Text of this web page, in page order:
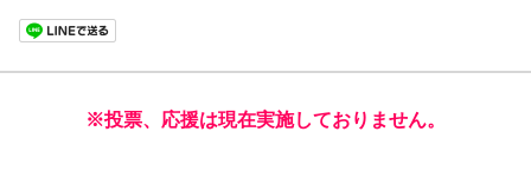
※投票、応援は現在実施しておりません。